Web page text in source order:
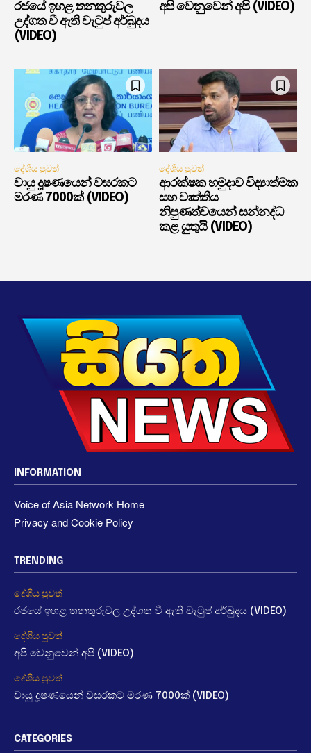
රජයේ ඉහළ තනතුරුවල
උද්ගත වී ඇති වැටුප් අර්බුදය
(VIDEO)
අපි වෙනුවෙන් අපි (VIDEO)
දේශීය පුවත්
වායු දූෂණයෙන් වසරකට
මරණ 7000ක් (VIDEO)
දේශීය පුවත්
ආරක්ෂක හමුදාව විද්‍යාත්මක
සහ වෘත්තීය
නිපුණත්වයෙන් සන්නද්ධ
කළ යුතුයි (VIDEO)
INFORMATION
Voice of Asia Network Home
Privacy and Cookie Policy
TRENDING
දේශීය පුවත්
රජයේ ඉහළ තනතුරුවල උද්ගත වී ඇති වැටුප් අර්බුදය (VIDEO)
දේශීය පුවත්
අපි වෙනුවෙන් අපි (VIDEO)
දේශීය පුවත්
වායු දූෂණයෙන් වසරකට මරණ 7000ක් (VIDEO)
CATEGORIES